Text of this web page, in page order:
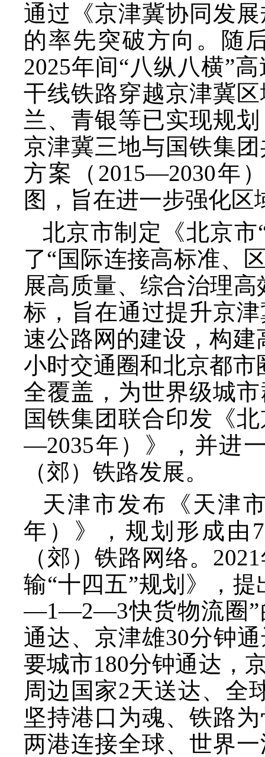
通过《京津冀协同发
的率先突破方向。随
2025年间“八纵八横”
干线铁路穿越京津冀
兰、青银等已实现规
京津冀三地与国铁集
方案（2015—2030年
图，旨在进一步强化区
北京市制定《北京市
了“国际连接高标准、
展高质量、综合治理
标，旨在通过提升京
速公路网的建设，构
小时交通圈和北京都
全覆盖，为世界级城
国铁集团联合印发《
—2035年）》，并进
（郊）铁路发展。
天津市发布《天津
年）》，规划形成由
（郊）铁路网络。
输“十四五”规划》，
—1—2—3快货物流圈”
通达、京津雄30分钟
要城市180分钟通达，
周边国家2天送达、全
坚持港口为魂、铁路
两港连接全球、世界